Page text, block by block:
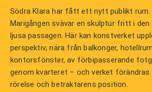
Södra Klara har fått ett nytt publikt
Marigången svävar en skulptur fritt i den
ljusa passagen. Här kan konstverket
perspektiv; nära från balkonger,
kontorsfönster, av förbipasserande
genom kvarteret – och verket
rörelse och betraktarens position.